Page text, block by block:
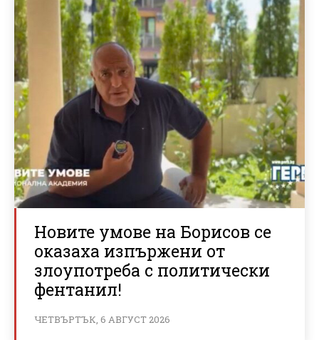
Новите умове на Борисов се
оказаха изпържени от
злоупотреба с политически
фентанил!
ЧЕТВЪРТЪК, 6 АВГУСТ 2026